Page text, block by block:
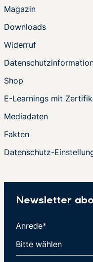
Magazin
Downloads
Widerruf
Shop
E-Learnings mit
Mediadaten
Fakten
Datenschutz-
Newsletter
Anrede*